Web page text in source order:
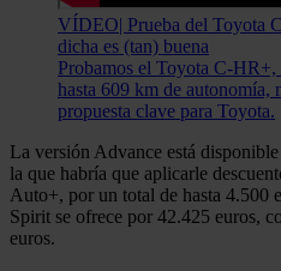
VÍDEO| Prueba del Toyota
dicha es (tan) buena
Probamos el Toyota C-
hasta 609 km de autonomía,
propuesta clave para Toyota.
La versión Advance está
la que habría que aplicarle
Auto+, por un total de hasta 4.500
Spirit se ofrece por 42.425 euros,
euros.